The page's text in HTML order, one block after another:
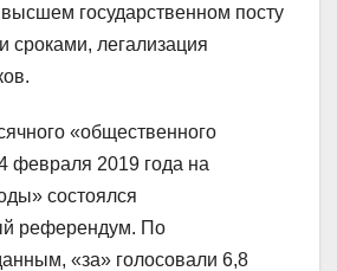
государственном посту
сроками, легализация
«общественного
февраля 2019 года на
состоялся
референдум. По
«за» голосовали 6,8